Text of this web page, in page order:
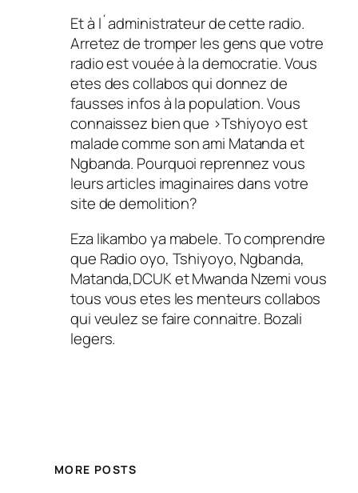
Et à l´administrateur de cette radio.
Arretez de tromper les gens que votre
radio est vouée à la democratie. Vous
etes des collabos qui donnez de
fausses infos à la population. Vous
connaissez bien que >Tshiyoyo est
malade comme son ami Matanda et
Ngbanda. Pourquoi reprennez vous
leurs articles imaginaires dans votre
site de demolition?
Eza likambo ya mabele. To comprendre
que Radio oyo, Tshiyoyo, Ngbanda,
Matanda,DCUK et Mwanda Nzemi vous
tous vous etes les menteurs collabos
qui veulez se faire connaitre. Bozali
legers.
MORE POSTS